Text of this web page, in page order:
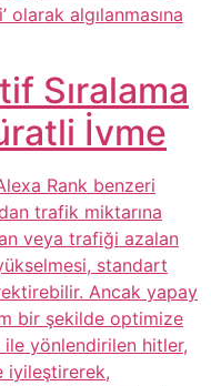
olarak algılanmasına
Sıralama
İvme
Rank benzeri
trafik miktarına
veya trafiği azalan
standart
Ancak yapay
bir şekilde optimize
yönlendirilen hitler,
iyileştirerek,